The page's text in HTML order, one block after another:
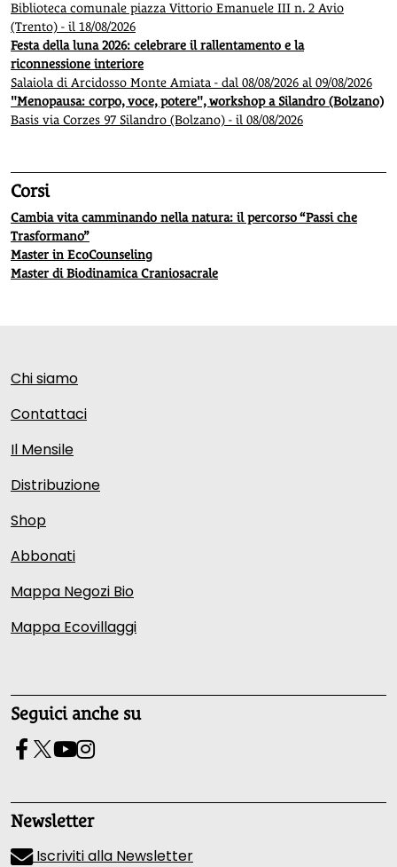
Biblioteca comunale piazza Vittorio Emanuele III n. 2 Avio
(Trento) - il 18/08/2026
Festa della luna 2026: celebrare il rallentamento e la
riconnessione interiore
Salaiola di Arcidosso Monte Amiata - dal 08/08/2026 al 09/08/2026
"Menopausa: corpo, voce, potere", workshop a Silandro (Bolzano)
Basis via Corzes 97 Silandro (Bolzano) - il 08/08/2026
Corsi
Cambia vita camminando nella natura: il percorso “Passi che
Trasformano”
Master in EcoCounseling
Master di Biodinamica Craniosacrale
Chi siamo
Contattaci
Il Mensile
Distribuzione
Shop
Abbonati
Mappa Negozi Bio
Mappa Ecovillaggi
Seguici anche su
Newsletter
Iscriviti alla Newsletter